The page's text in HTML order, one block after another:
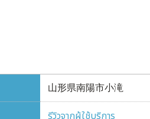
山形県南陽市小滝
รีวิวจากผู้ใช้บริการ